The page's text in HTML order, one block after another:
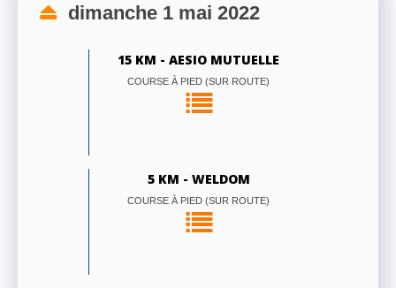
dimanche 1 mai 2022
15 KM - AESIO MUTUELLE
COURSE À PIED (SUR ROUTE)
5 KM - WELDOM
COURSE À PIED (SUR ROUTE)